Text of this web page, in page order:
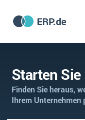
ERP.de
Die 15 Schritte
ERP vergleichen
Starten
Finden Sie heraus,
Ihrem Unternehmen